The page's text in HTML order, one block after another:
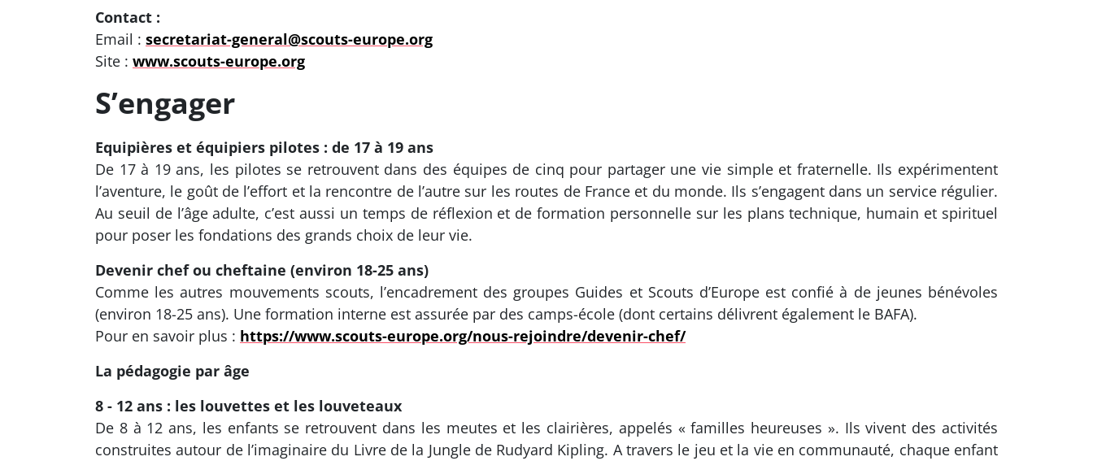
Contact :
Email : secretariat-general@scouts-europe.org
Site : www.scouts-europe.org
S’engager
Equipières et équipiers pilotes : de 17 à 19 ans
De 17 à 19 ans, les pilotes se retrouvent dans des équipes de cinq pour partager une vie simple et fraternelle. Ils expérimentent
l’aventure, le goût de l’effort et la rencontre de l’autre sur les routes de France et du monde. Ils s’engagent dans un service régulier.
Au seuil de l’âge adulte, c’est aussi un temps de réflexion et de formation personnelle sur les plans technique, humain et spirituel
pour poser les fondations des grands choix de leur vie.
Devenir chef ou cheftaine (environ 18-25 ans)
Comme les autres mouvements scouts, l’encadrement des groupes Guides et Scouts d’Europe est confié à de jeunes bénévoles
(environ 18-25 ans). Une formation interne est assurée par des camps-école (dont certains délivrent également le BAFA).
Pour en savoir plus : https://www.scouts-europe.org/nous-rejoindre/devenir-chef/
La pédagogie par âge
8 - 12 ans : les louvettes et les louveteaux
De 8 à 12 ans, les enfants se retrouvent dans les meutes et les clairières, appelés « familles heureuses ». Ils vivent des activités
construites autour de l’imaginaire du Livre de la Jungle de Rudyard Kipling. A travers le jeu et la vie en communauté, chaque enfant